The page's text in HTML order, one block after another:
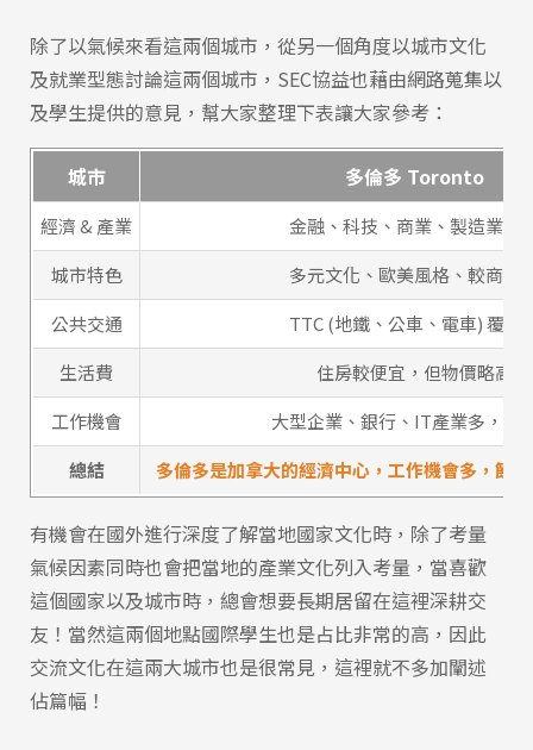
除了以氣候來看這兩個城市，從另一個角度以城市文化
及就業型態討論這兩個城市，SEC協益也藉由網路蒐集以
及學生提供的意見，幫大家整理下表讓大家參考：
城市 多倫多 Toronto
經濟 & 產業
金融、科技、商業、製造業發
城市特色
多元文化、歐美風格、較商業
公共交通
TTC (地鐵、公車、電車) 覆蓋
生活費
住房較便宜，但物價略高
工作機會
大型企業、銀行、IT產業多，機
總結
多倫多是加拿大的經濟中心，工作機會多，節
有機會在國外進行深度了解當地國家文化時，除了考量
氣候因素同時也會把當地的產業文化列入考量，當喜歡
這個國家以及城市時，總會想要長期居留在這裡深耕交
友！當然這兩個地點國際學生也是占比非常的高，因此
交流文化在這兩大城市也是很常見，這裡就不多加闡述
佔篇幅！